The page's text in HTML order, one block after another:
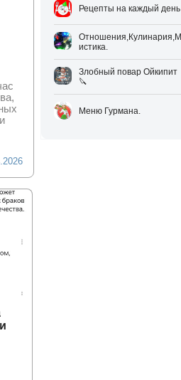
Рецепты на каждый день
Отношения,Кулинария,М
истика.
Злобный повар Ойкипит
🔪
Меню Гурмана.